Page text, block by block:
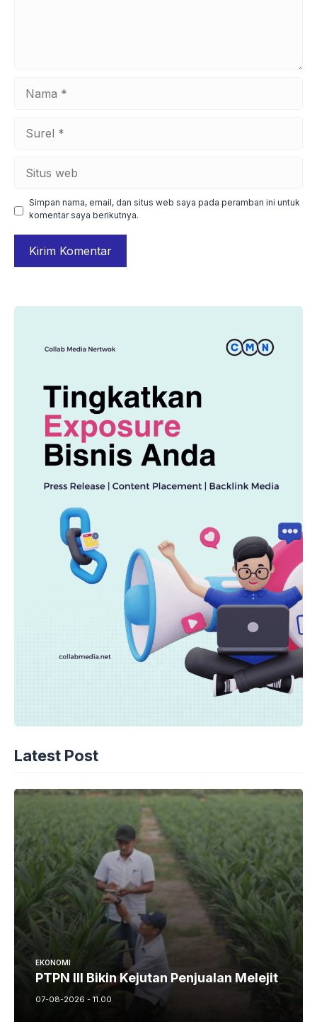
web
Simpan nama, email, dan situs web saya pada peramban ini untuk
komentar saya berikutnya.
Latest Post
EKONOMI
PTPN III Bikin Kejutan Penjualan Melejit
07-08-2026 - 11.00